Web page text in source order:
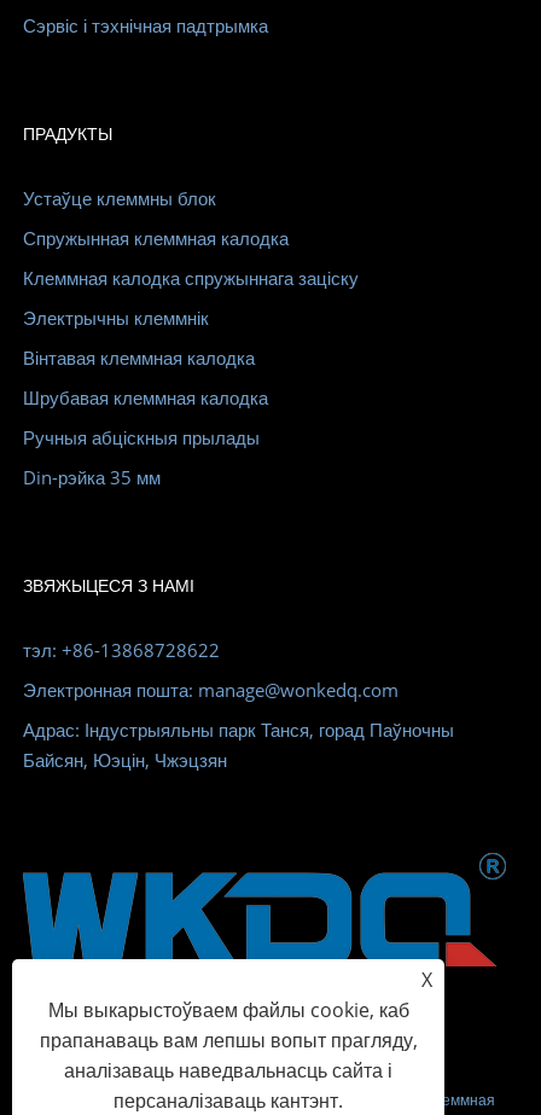
Сэрвіс і тэхнічная падтрымка
ПРАДУКТЫ
Устаўце клеммны блок
Спружынная клеммная калодка
Клеммная калодка спружыннага заціску
Электрычны клеммнік
Вінтавая клеммная калодка
Шрубавая клеммная калодка
Ручныя абціскныя прылады
Din-рэйка 35 мм
ЗВЯЖЫЦЕСЯ З НАМІ
тэл: +86-13868728622
Электронная пошта: manage@wonkedq.com
Адрас: Індустрыяльны парк Танся, горад Паўночны
Байсян, Юэцін, Чжэцзян
Аўтарскае права © 2023 Wonke Electric CO.,Ltd. - Вінтавая клеммная
X
Мы выкарыстоўваем файлы cookie, каб
прапанаваць вам лепшы вопыт прагляду,
аналізаваць наведвальнасць сайта і
персаналізаваць кантэнт.